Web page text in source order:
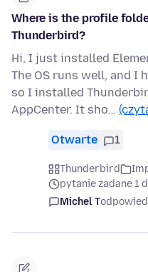
Where is the profile
Thunderbird?
Hi, I just installed
The OS runs well, and I
so I installed
AppCenter. It sho…
Otwarte 1
Thunderbird
pytanie zadane 1
Michel T